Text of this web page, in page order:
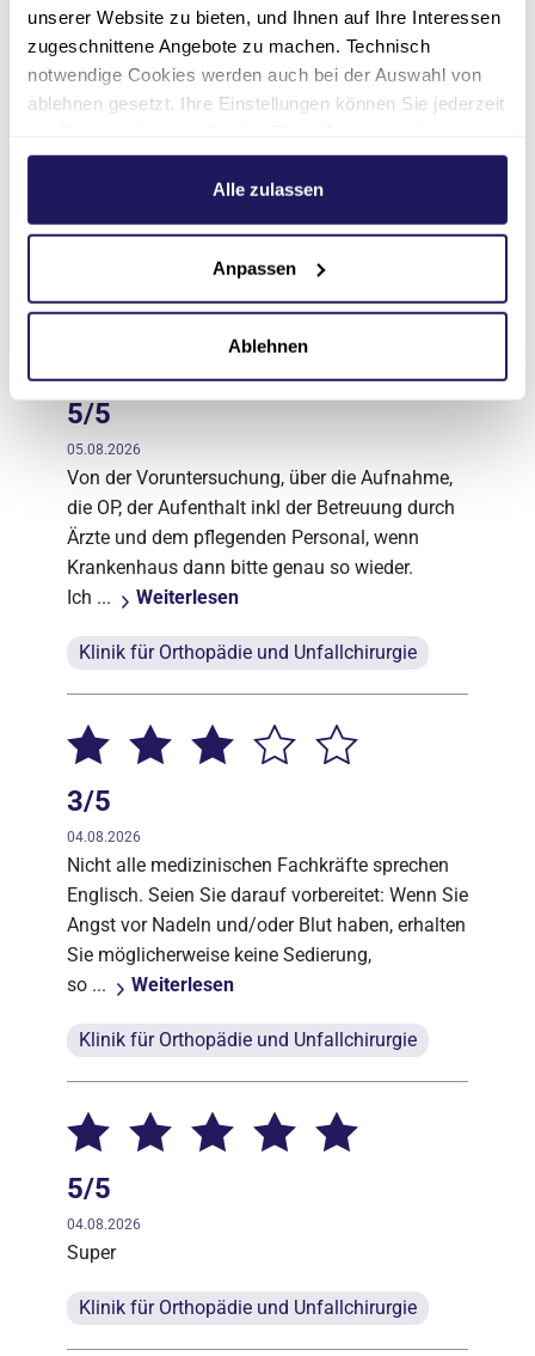
unserer Website zu bieten, und Ihnen auf Ihre Interessen
zugeschnittene Angebote zu machen. Technisch
notwendige Cookies werden auch bei der Auswahl von
ablehnen gesetzt. Ihre Einstellungen können Sie jederzeit
Weitere Informationen hierzu finden Sie in unserer
.
Alle zulassen
Anpassen
Ablehnen
5/5
05.08.2026
Der Aufenthalt in der Komfortstation war
Klinik für Orthopädie und Unfallchirurgie
5/5
05.08.2026
Von der Voruntersuchung, über die Aufnahme,
die OP, der Aufenthalt inkl der Betreuung durch
Ärzte und dem pflegenden Personal, wenn
Krankenhaus dann bitte genau so wieder.
Ich ...
Weiterlesen
Klinik für Orthopädie und Unfallchirurgie
3/5
04.08.2026
Nicht alle medizinischen Fachkräfte sprechen
Englisch. Seien Sie darauf vorbereitet: Wenn Sie
Angst vor Nadeln und/oder Blut haben, erhalten
Sie möglicherweise keine Sedierung,
so ...
Weiterlesen
Klinik für Orthopädie und Unfallchirurgie
5/5
04.08.2026
Super
Klinik für Orthopädie und Unfallchirurgie